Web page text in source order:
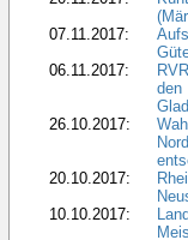
07.11.2017:
06.11.2017:
den
26.10.2017:
20.10.2017:
10.10.2017: